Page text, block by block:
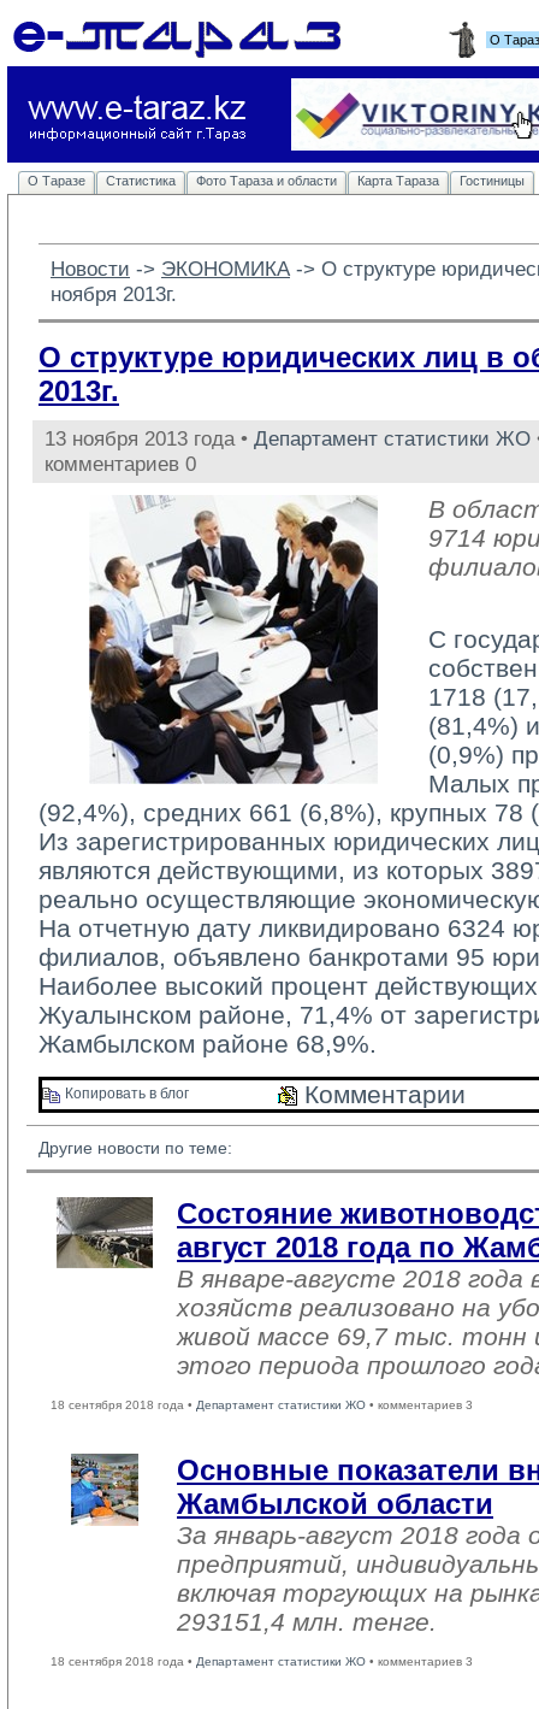
О
О Таразе Статистика Фото Тараза и области Карта Тараза Гостиницы
Новости -> ЭКОНОМИКА -> О структуре
ноября 2013г.
О структуре юридических лиц в
2013г.
13 ноября 2013 года • Департамент статистики ЖО
комментариев 0
В
9714
С
1718
(81,4%)
(0,9%)
Малых
(92,4%), средних 661 (6,8%), крупных 78
Из зарегистрированных юридических
являются действующими, из которых
реально осуществляющие
На отчетную дату ликвидировано 6324
филиалов, объявлено банкротами 95
Наиболее высокий процент
Жуалынском районе, 71,4% от
Жамбылском районе 68,9%.
Копировать в блог Комментарии
Другие новости по теме:
Состояние
август 2018 года по
В январе-августе 2018 года
хозяйств реализовано на
живой массе 69,7 тыс. тонн
этого периода прошлого
18 сентября 2018 года • Департамент статистики ЖО • комментариев 3
Основные показатели
Жамбылской области
За январь-август 2018
предприятий,
включая торгующих на
293151,4 млн. тенге.
18 сентября 2018 года • Департамент статистики ЖО • комментариев 3